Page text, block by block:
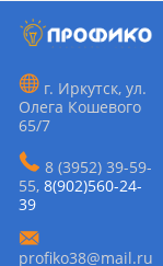
г. Иркутск, ул.
Олега Кошевого
65/7
8 (3952) 39-59-
55, 8(902)560-24-
39
profiko38@mail.ru